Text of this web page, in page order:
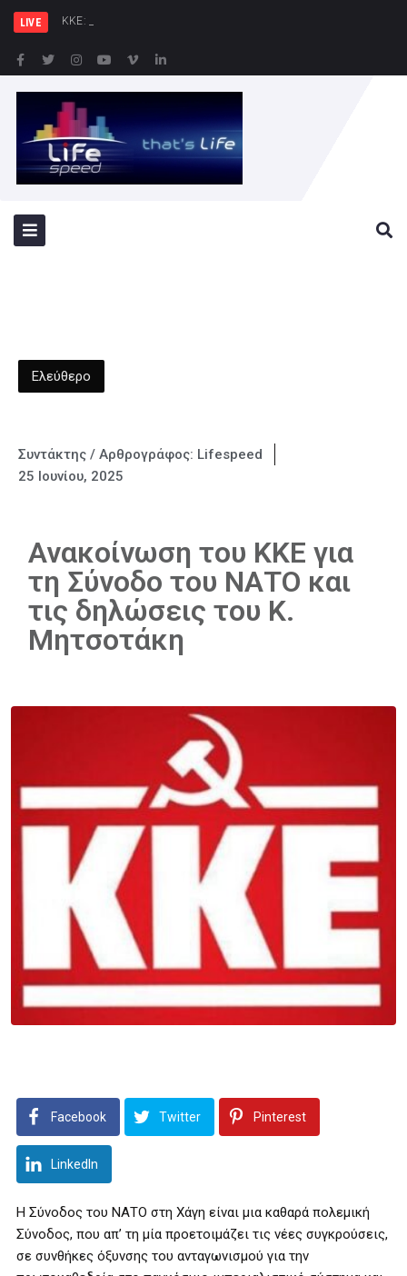
LIVE ΚΚΕ: Σε μια περιοχή που ή
Ελεύθερο
Συντάκτης / Αρθρογράφος: Lifespeed
25 Ιουνίου, 2025
Ανακοίνωση του ΚΚΕ για
τη Σύνοδο του ΝΑΤΟ και
τις δηλώσεις του Κ.
Μητσοτάκη
Facebook Twitter Pinterest
LinkedIn
Η Σύνοδος του ΝΑΤΟ στη Χάγη είναι μια καθαρά πολεμική
Σύνοδος, που απ’ τη μία προετοιμάζει τις νέες συγκρούσεις,
σε συνθήκες όξυνσης του ανταγωνισμού για την